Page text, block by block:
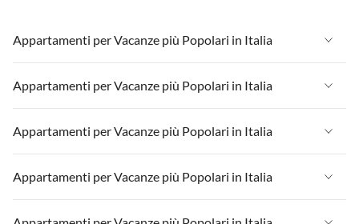
Appartamenti per Vacanze più Popolari in Italia
Appartamenti per Vacanze in Italia
Appartamenti per Vacanze in Liguria
Appartamenti per Vacanze in Lombardia
Appartamenti per Vacanze in Lago di Garda
Appartamenti per Vacanze più Popolari in Italia
Appartamenti per Vacanze in Italia
Appartamenti per Vacanze in Liguria
Appartamenti per Vacanze in Lombardia
Appartamenti per Vacanze più Popolari in Italia
Appartamenti per Vacanze in Italia
Appartamenti per Vacanze in Liguria
Appartamenti per Vacanze più Popolari in Italia
Appartamenti per Vacanze in Italia